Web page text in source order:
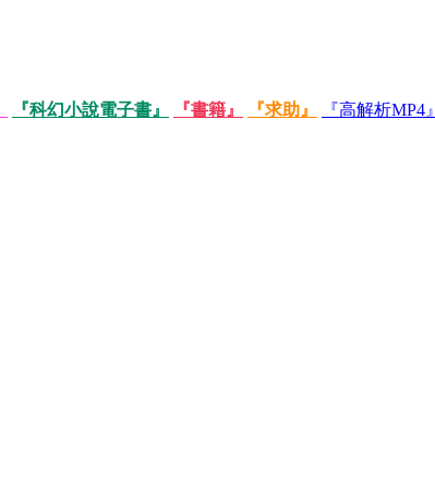
『科幻小說電子書』 『書籍』 『求助』 『高解析MP4』